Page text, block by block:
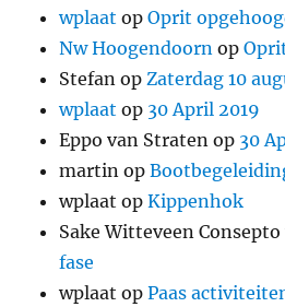
wplaat opOprit
Nw Hoogendoorn op
Stefan opZaterdag 10
wplaat op 30 April 2019
Eppo van Straten op 30
martin op
wplaat opKippenhok
Sake Witteveen Consepto
fase
wplaat opPaas